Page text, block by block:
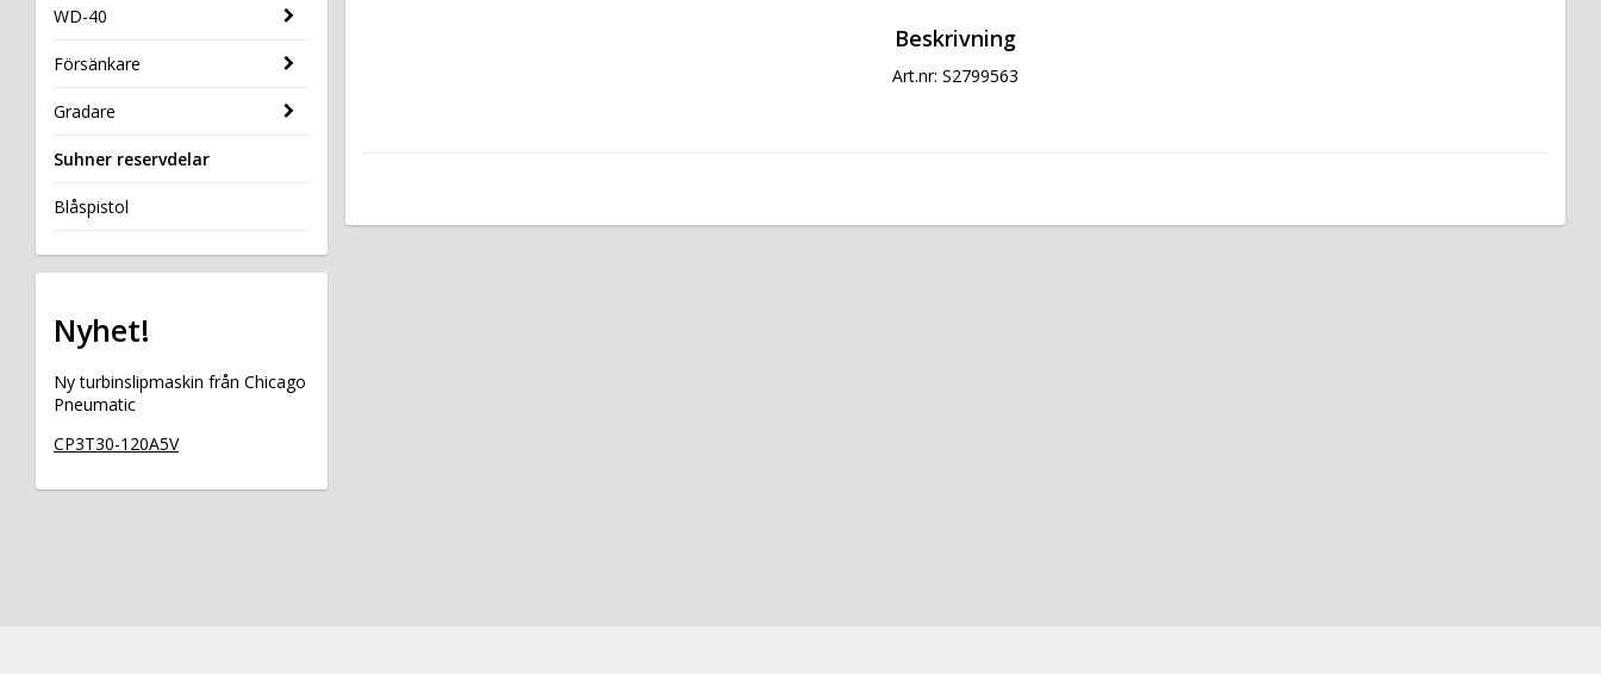
WD-40
Försänkare
Gradare
Suhner reservdelar
Blåspistol
Nyhet!
Ny turbinslipmaskin från Chicago
Pneumatic
CP3T30-120A5V
Beskrivning
Art.nr: S2799563